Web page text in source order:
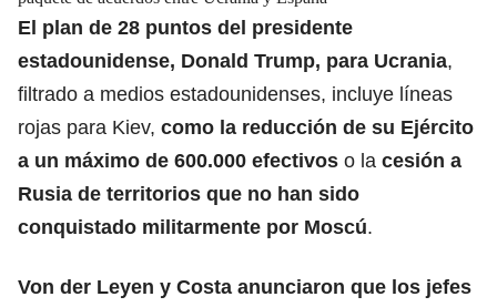
El plan de 28 puntos del presidente
estadounidense, Donald Trump, para Ucrania,
filtrado a medios estadounidenses, incluye líneas
rojas para Kiev, como la reducción de su Ejército
a un máximo de 600.000 efectivos o la cesión a
Rusia de territorios que no han sido
conquistado militarmente por Moscú.
Von der Leyen y Costa anunciaron que los jefes